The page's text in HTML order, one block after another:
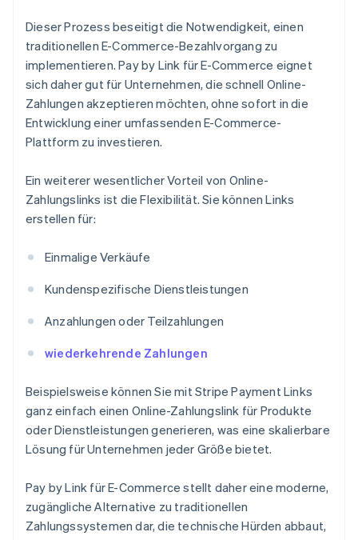
Dieser Prozess beseitigt die Notwendigkeit, einen
traditionellen E-Commerce-Bezahlvorgang zu
implementieren. Pay by Link für E-Commerce eignet
sich daher gut für Unternehmen, die schnell Online-
Zahlungen akzeptieren möchten, ohne sofort in die
Entwicklung einer umfassenden E-Commerce-
Plattform zu investieren.
Ein weiterer wesentlicher Vorteil von Online-
Zahlungslinks ist die Flexibilität. Sie können Links
erstellen für:
Einmalige Verkäufe
Kundenspezifische Dienstleistungen
Anzahlungen oder Teilzahlungen
wiederkehrende Zahlungen
Beispielsweise können Sie mit Stripe Payment Links
ganz einfach einen Online-Zahlungslink für Produkte
oder Dienstleistungen generieren, was eine skalierbare
Lösung für Unternehmen jeder Größe bietet.
Pay by Link für E-Commerce stellt daher eine moderne,
zugängliche Alternative zu traditionellen
Zahlungssystemen dar, die technische Hürden abbaut,